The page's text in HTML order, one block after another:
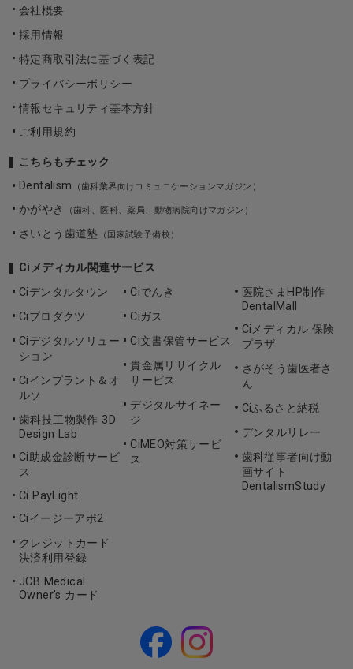
会社概要
採用情報
特定商取引法に基づく表記
プライバシーポリシー
情報セキュリティ基本方針
ご利用規約
こちらもチェック
Dentalism
（歯科業界向けコミュニケーションマガジン）
かがやき （歯科、医科、薬局、動物病院向けマガジン）
さいとう歯道塾 （国家試験予備校）
Ciメディカル関連サービス
Ciデンタルタウン
Ciプロダクツ
Ciデジタルソリュー
ション
Ciインプラント＆オ
ルソ
歯科技工物製作 3D
Design Lab
Ci助成金診断サービ
ス
Ci PayLight
Ciイージーアポ2
クレジットカード
決済利用登録
JCB Medical
Owner's カード
Ciでんき
Ciガス
Ci文書保管サービス
貴金属リサイクル
サービス
デジタルサイネー
ジ
CiMEO対策サービ
ス
医院さまHP制作
DentalMall
Ciメディカル 保険
プラザ
さがそう歯医者さ
ん
Ciふるさと納税
デンタルリレー
歯科従事者向け動
画サイト
DentalismStudy